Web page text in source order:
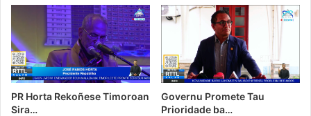
PR Horta Rekoñese Timoroan
Sira…
Governu Promete Tau
Prioridade ba…